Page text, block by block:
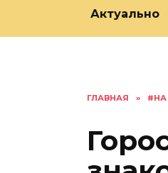
Актуально
ГЛАВНАЯ » #НА